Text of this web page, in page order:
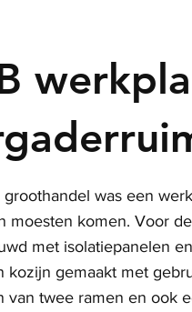
groothandel was een
moesten komen. Voor
met isolatiepanelen
kozijn gemaakt met
van twee ramen en ook